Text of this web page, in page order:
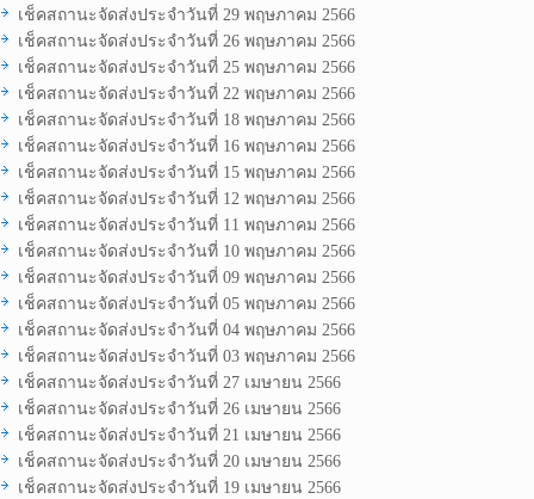
เช็คสถานะจัดส่งประจำวันที่ 29 พฤษภาคม 2566
เช็คสถานะจัดส่งประจำวันที่ 26 พฤษภาคม 2566
เช็คสถานะจัดส่งประจำวันที่ 25 พฤษภาคม 2566
เช็คสถานะจัดส่งประจำวันที่ 22 พฤษภาคม 2566
เช็คสถานะจัดส่งประจำวันที่ 18 พฤษภาคม 2566
เช็คสถานะจัดส่งประจำวันที่ 16 พฤษภาคม 2566
เช็คสถานะจัดส่งประจำวันที่ 15 พฤษภาคม 2566
เช็คสถานะจัดส่งประจำวันที่ 12 พฤษภาคม 2566
เช็คสถานะจัดส่งประจำวันที่ 11 พฤษภาคม 2566
เช็คสถานะจัดส่งประจำวันที่ 10 พฤษภาคม 2566
เช็คสถานะจัดส่งประจำวันที่ 09 พฤษภาคม 2566
เช็คสถานะจัดส่งประจำวันที่ 05 พฤษภาคม 2566
เช็คสถานะจัดส่งประจำวันที่ 04 พฤษภาคม 2566
เช็คสถานะจัดส่งประจำวันที่ 03 พฤษภาคม 2566
เช็คสถานะจัดส่งประจำวันที่ 27 เมษายน 2566
เช็คสถานะจัดส่งประจำวันที่ 26 เมษายน 2566
เช็คสถานะจัดส่งประจำวันที่ 21 เมษายน 2566
เช็คสถานะจัดส่งประจำวันที่ 20 เมษายน 2566
เช็คสถานะจัดส่งประจำวันที่ 19 เมษายน 2566